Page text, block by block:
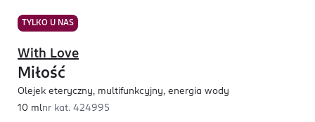
TYLKO U NAS
With Love
Miłość
Olejek eteryczny, multifunkcyjny, energia wody
10 mlnr kat. 424995